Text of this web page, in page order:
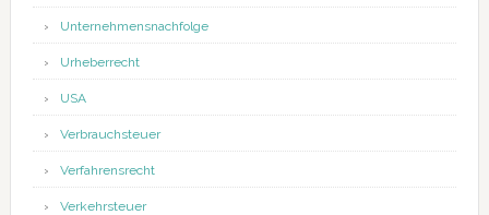
Unternehmensnachfolge
Urheberrecht
USA
Verbrauchsteuer
Verfahrensrecht
Verkehrsteuer